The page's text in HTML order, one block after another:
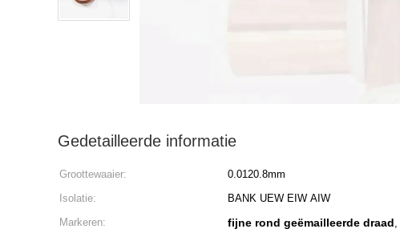
Gedetailleerde informatie
Groottewaaier: 0.0120.8mm
Isolatie:
BANK UEW EIW AIW
Markeren:
fijne rond geëmailleerde draad,